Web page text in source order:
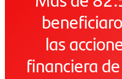
las
financiera